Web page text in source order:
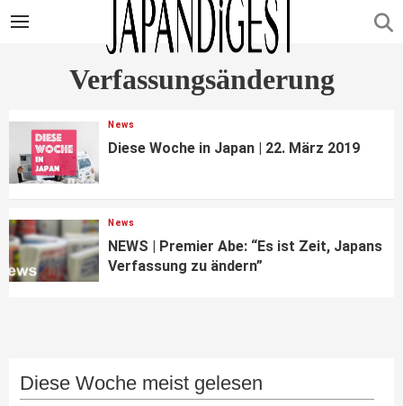
Verfassungsänderung
News
Diese Woche in Japan | 22. März 2019
News
NEWS | Premier Abe: “Es ist Zeit, Japans
Verfassung zu ändern”
Diese Woche meist gelesen